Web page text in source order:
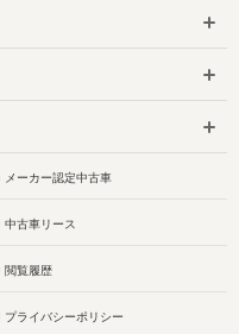
メーカー認定中古車
中古車リース
閲覧履歴
プライバシーポリシー